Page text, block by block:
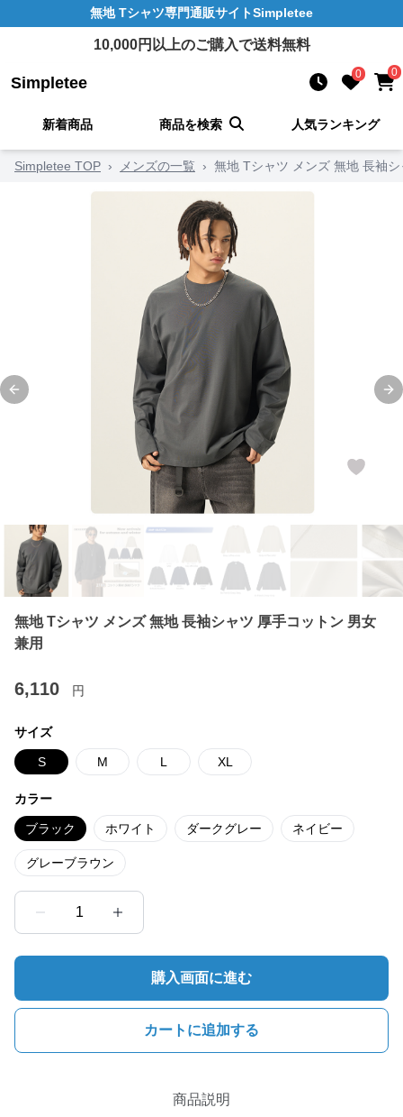
無地 Tシャツ専門通販サイトSimpletee
10,000円以上のご購入で送料無料
Simpletee 0 0
新着商品 商品を検索 人気ランキング
Simpletee TOP › メンズの一覧 › 無地 Tシャツ メンズ 無地 長袖
Previous slide
無地 Tシャツ メンズ 無地 長袖シャツ 厚手コットン 男女
兼用
6,110 円
サイズ
S M L XL
カラー
ブラック ホワイト ダークグレー ネイビー
グレーブラウン
1
購入画面に進む
カートに追加する
商品説明